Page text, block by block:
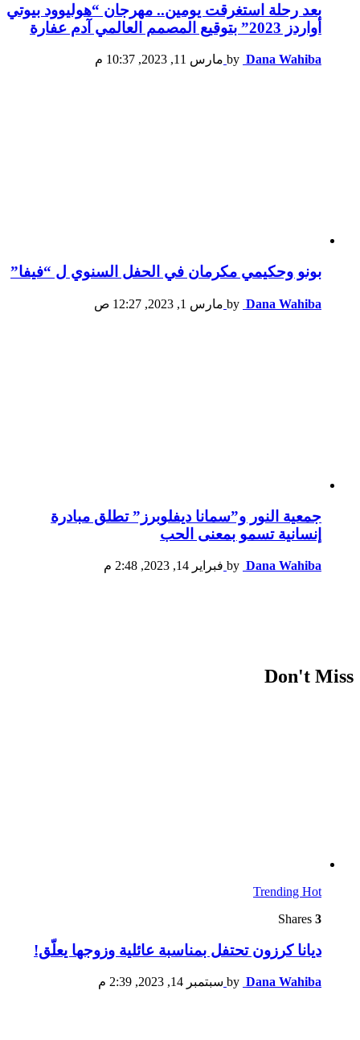
بعد رحلة استغرقت يومين.. مهرجان “هوليوود بيوتي
أواردز 2023” بتوقيع المصمم العالمي آدم عفارة
by Dana Wahiba مارس 11, 2023, 10:37 م
بونو وحكيمي مكرمان في الحفل السنوي ل “فيفا”
by Dana Wahiba مارس 1, 2023, 12:27 ص
جمعية النور و”سمانا ديفلوبرز” تطلق مبادرة
إنسانية تسمو بمعنى الحب
by Dana Wahiba فبراير 14, 2023, 2:48 م
Don't Miss
Trending Hot
3
ديانا كرزون تحتفل بمناسبة عائلية وزوجها يعلّق!
by Dana Wahiba سبتمبر 14, 2023, 2:39 م